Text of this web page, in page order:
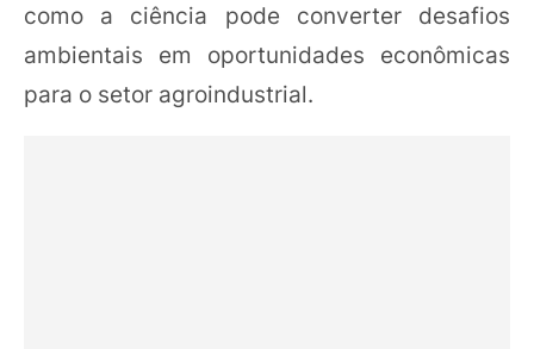
como a ciência pode converter desafios
ambientais em oportunidades econômicas
para o setor agroindustrial.